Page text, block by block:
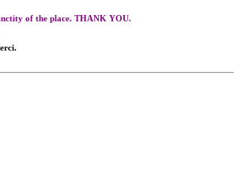
of the place. THANK YOU.